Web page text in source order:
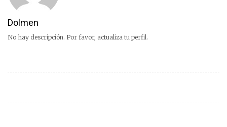
Dolmen
No hay descripción. Por favor, actualiza tu perfil.